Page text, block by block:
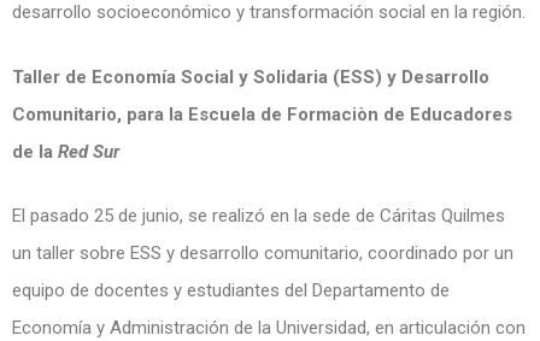
desarrollo socioeconómico y transformación social en la región.
Taller de Economía Social y Solidaria (ESS) y Desarrollo
Comunitario, para la Escuela de Formaciòn de Educadores
de la Red Sur
El pasado 25 de junio, se realizó en la sede de Cáritas Quilmes
un taller sobre ESS y desarrollo comunitario, coordinado por un
equipo de docentes y estudiantes del Departamento de
Economía y Administración de la Universidad, en articulación con